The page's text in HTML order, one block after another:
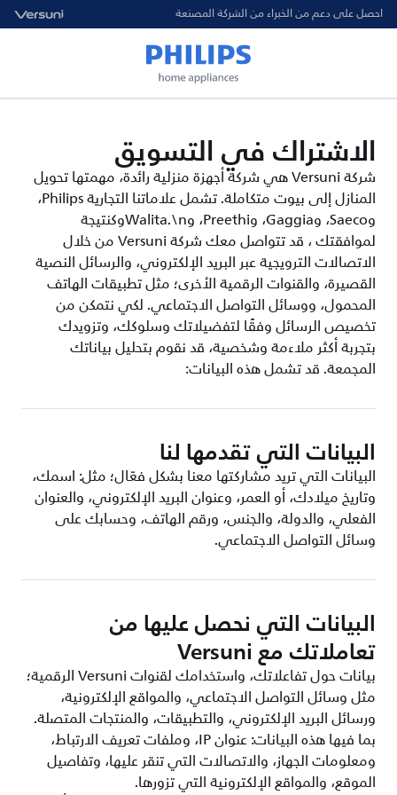
احصل على دعم من الخبراء من الشركة المصنعة
الاشتراك في التسويق
شركة Versuni هي شركة أجهزة منزلية رائدة، مهمتها تحويل
المنازل إلى بيوت متكاملة. تشمل علاماتنا التجارية Philips،
وSaeco، وGaggia، وPreethi‎، وWalita.\nوكنتيجة
لموافقتك ، قد تتواصل معك شركة Versuni من خلال
الاتصالات الترويجية عبر البريد الإلكتروني، والرسائل النصية
القصيرة، والقنوات الرقمية الأخرى؛ مثل تطبيقات الهاتف
المحمول، ووسائل التواصل الاجتماعي. لكي نتمكن من
تخصيص الرسائل وفقًا لتفضيلاتك وسلوكك، وتزويدك
بتجربة أكثر ملاءمة وشخصية، قد نقوم بتحليل بياناتك
المجمعة. قد تشمل هذه البيانات:
البيانات التي تقدمها لنا
البيانات التي تريد مشاركتها معنا بشكل فعّال؛ مثل: اسمك،
وتاريخ ميلادك، أو العمر، وعنوان البريد الإلكتروني، والعنوان
الفعلي، والدولة، والجنس، ورقم الهاتف، وحسابك على
وسائل التواصل الاجتماعي.
البيانات التي نحصل عليها من
تعاملاتك مع Versuni
بيانات حول تفاعلاتك، واستخدامك لقنوات Versuni الرقمية؛
مثل وسائل التواصل الاجتماعي، والمواقع الإلكترونية،
ورسائل البريد الإلكتروني، والتطبيقات، والمنتجات المتصلة.
بما فيها هذه البيانات: عنوان IP، وملفات تعريف الارتباط،
ومعلومات الجهاز، والاتصالات التي تنقر عليها، وتفاصيل
الموقع، والمواقع الإلكترونية التي تزورها.